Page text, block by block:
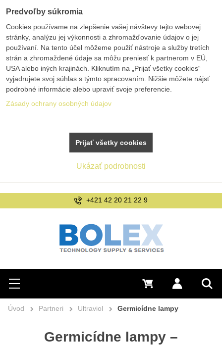
Hľadať
Menu Prihlásiť sa
0 €
info@bolex.sk
Úvod Partneri Ultraviol Germicídne lampy
Germicídne lampy –
Predvoľby súkromia
Cookies používame na zlepšenie vašej návštevy tejto webovej
stránky, analýzu jej výkonnosti a zhromažďovanie údajov o jej
používaní. Na tento účel môžeme použiť nástroje a služby tretích
strán a zhromaždené údaje sa môžu preniesť k partnerom v EÚ,
USA alebo iných krajinách. Kliknutím na „Prijať všetky cookies“
vyjadrujete svoj súhlas s týmto spracovaním. Nižšie môžete nájsť
podrobné informácie alebo upraviť svoje preferencie.
Zásady ochrany osobných údajov
Ukázať podrobnosti
Prijať všetky cookies